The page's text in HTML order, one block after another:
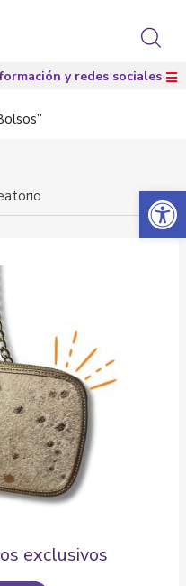
Abrir
y redes sociales
×
exclusivos